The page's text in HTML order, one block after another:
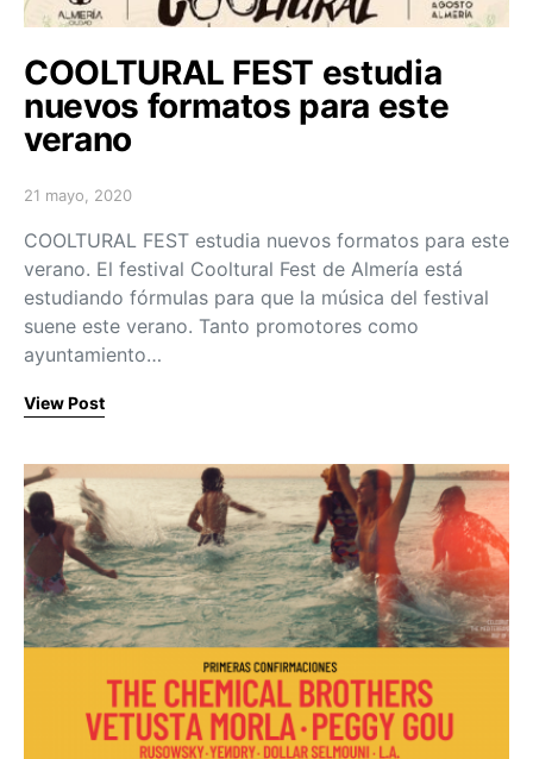
COOLTURAL FEST estudia
nuevos formatos para este
verano
Posted on
21 mayo, 2020
COOLTURAL FEST estudia nuevos formatos para este
verano. El festival Cooltural Fest de Almería está
estudiando fórmulas para que la música del festival
suene este verano. Tanto promotores como
ayuntamiento…
View Post